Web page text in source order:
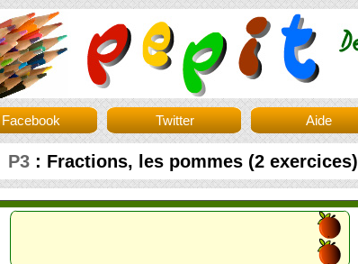
Facebook Twitter Aide
P3 : Fractions, les pommes (2 exercices)